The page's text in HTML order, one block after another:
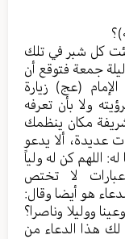
كل شبر في تلك
جمعة فتوقع أن
(عج) زيارة
ولا بأن تعرفه
مكان ينظمك
عديدة، ألا يدعو
اللهم كن له ولياً
لا تختص
هو أيضا وقال:
ووليلا وناصرا؟
هذا الدعاء من